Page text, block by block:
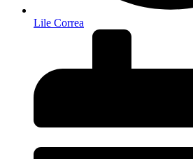
Lile Correa